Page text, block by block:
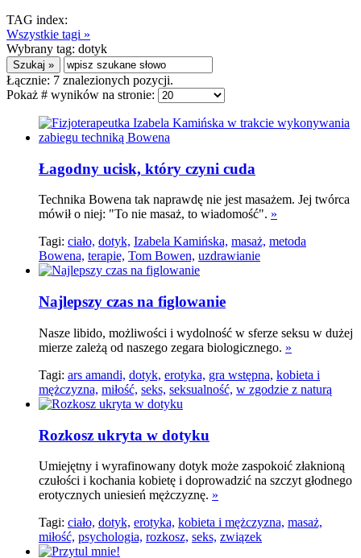
TAG index:
Wszystkie tagi »
Wybrany tag: dotyk
Łącznie: 7 znalezionych pozycji.
Pokaż # wyników na stronie:
Łagodny ucisk, który czyni cuda
Technika Bowena tak naprawdę nie jest masażem. Jej twórca
mówił o niej: "To nie masaż, to wiadomość". »
Tagi: ciało, dotyk, Izabela Kamińska, masaż, metoda
Bowena, terapie, Tom Bowen, uzdrawianie
Najlepszy czas na figlowanie
Nasze libido, możliwości i wydolność w sferze seksu w dużej
mierze zależą od naszego zegara biologicznego. »
Tagi: ars amandi, dotyk, erotyka, gra wstępna, kobieta i
mężczyzna, miłość, seks, seksualność, w zgodzie z naturą
Rozkosz ukryta w dotyku
Umiejętny i wyrafinowany dotyk może zaspokoić złaknioną
czułości i kochania kobietę i doprowadzić na szczyt głodnego
erotycznych uniesień mężczyznę. »
Tagi: ciało, dotyk, erotyka, kobieta i mężczyzna, masaż,
miłość, psychologia, rozkosz, seks, związek